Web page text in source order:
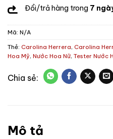
Đổi/trả hàng trong 7
Mã: N/A
Thẻ: Carolina Herrera, Carolina
Hoa Mỹ, Nước Hoa Nữ, Tester Nước
Mô tả